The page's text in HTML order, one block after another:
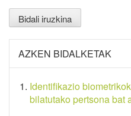
AZKEN BIDALKETAK
Identifikazio
bilatutako pertsona bat